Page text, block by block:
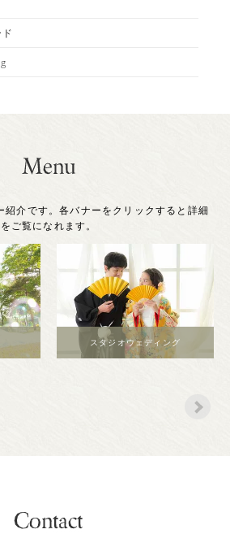
紹介です。各バナーをクリックすると詳細
をご覧になれます。
スタジオウェディング